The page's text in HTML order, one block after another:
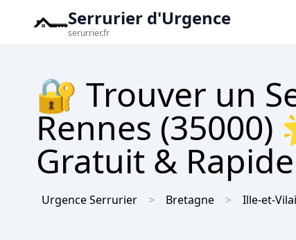
Serrurier d'Urgence
serurrier.fr
🔐 Trouver un
Rennes
Gratuit &
Urgence Serrurier Bretagne Ille-et-